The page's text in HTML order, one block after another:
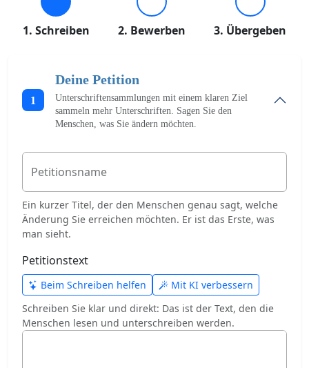
1. Schreiben 2. Bewerben 3. Übergeben
1
Deine Petition
Unterschriftensammlungen mit einem klaren Ziel
sammeln mehr Unterschriften. Sagen Sie den
Menschen, was Sie ändern möchten.
Petitionsname
Ein kurzer Titel, der den Menschen genau sagt, welche
Änderung Sie erreichen möchten. Er ist das Erste, was
man sieht.
Petitionstext
Beim Schreiben helfen
Mit KI verbessern
Schreiben Sie klar und direkt: Das ist der Text, den die
Menschen lesen und unterschreiben werden.